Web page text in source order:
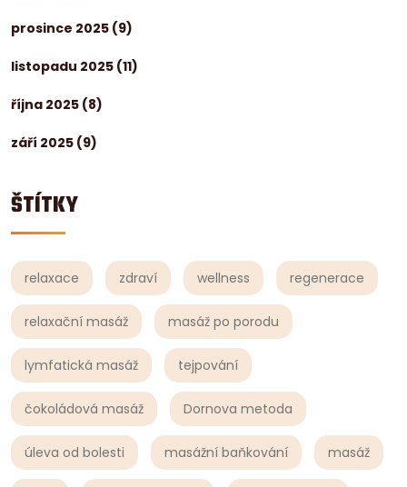
prosince 2025 (9)
listopadu 2025 (11)
října 2025 (8)
září 2025 (9)
ŠTÍTKY
relaxace zdraví wellness regenerace
relaxační masáž masáž po porodu
lymfatická masáž tejpování
čokoládová masáž Dornova metoda
úleva od bolesti masážní baňkování masáž